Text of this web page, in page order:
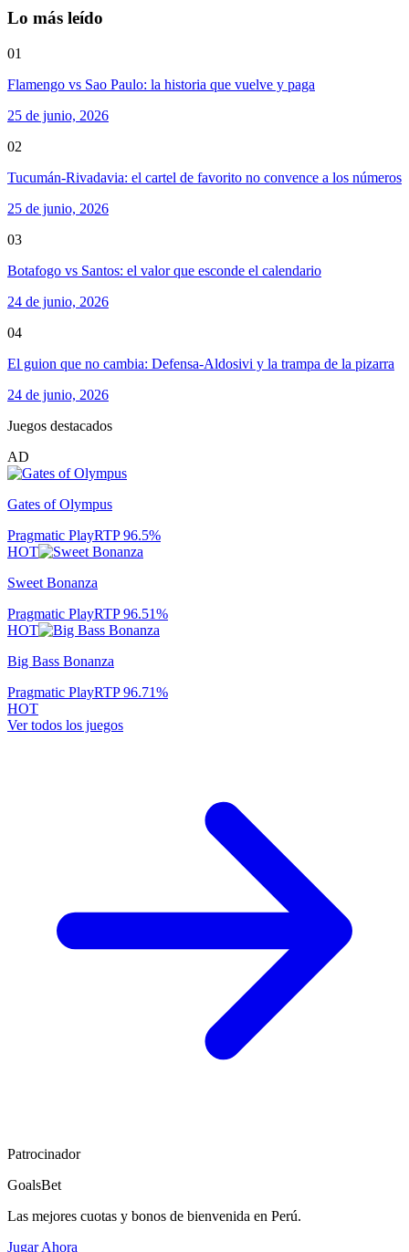
Lo más leído
01
Flamengo vs Sao Paulo: la historia que vuelve y paga
25 de junio, 2026
02
Tucumán-Rivadavia: el cartel de favorito no convence a los números
25 de junio, 2026
03
Botafogo vs Santos: el valor que esconde el calendario
24 de junio, 2026
04
El guion que no cambia: Defensa-Aldosivi y la trampa de la pizarra
24 de junio, 2026
Juegos destacados
AD
Gates of Olympus
Pragmatic PlayRTP96.5%
HOT
Sweet Bonanza
Pragmatic PlayRTP96.51%
HOT
Big Bass Bonanza
Pragmatic PlayRTP96.71%
HOT
Ver todos los juegos
Patrocinador
GoalsBet
Las mejores cuotas y bonos de bienvenida en Perú.
Jugar Ahora